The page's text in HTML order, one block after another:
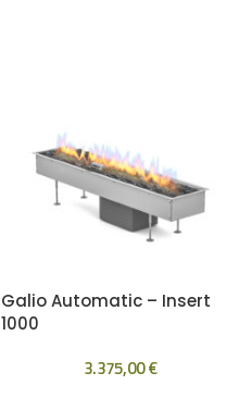
Galio Automatic – Insert
1000
3.375,00€